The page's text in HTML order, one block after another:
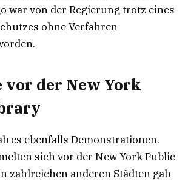
war von der Regierung trotz eines
ohne Verfahren
vor der New York
es ebenfalls Demonstrationen.
sich vor der New York Public
zahlreichen anderen Städten gab